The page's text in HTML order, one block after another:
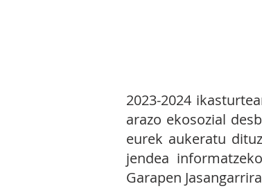
2023-2024
arazo ekosozial
eurek aukeratu
jendea
Garapen